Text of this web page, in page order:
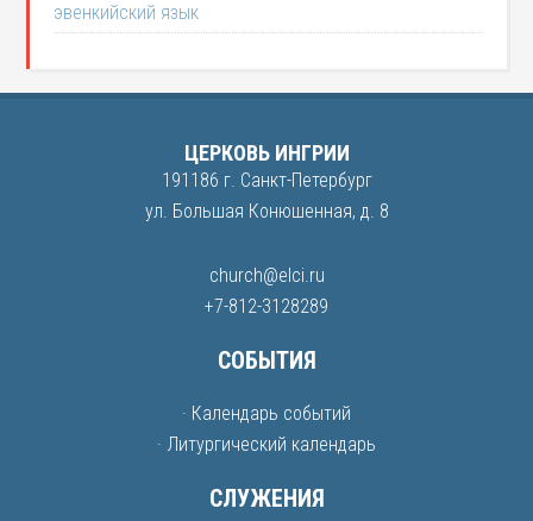
эвенкийский язык
ЦЕРКОВЬ ИНГРИИ
191186 г. Санкт-Петербург
ул. Большая Конюшенная, д. 8
church@elci.ru
+7-812-3128289
СОБЫТИЯ
· Календарь событий
· Литургический календарь
СЛУЖЕНИЯ